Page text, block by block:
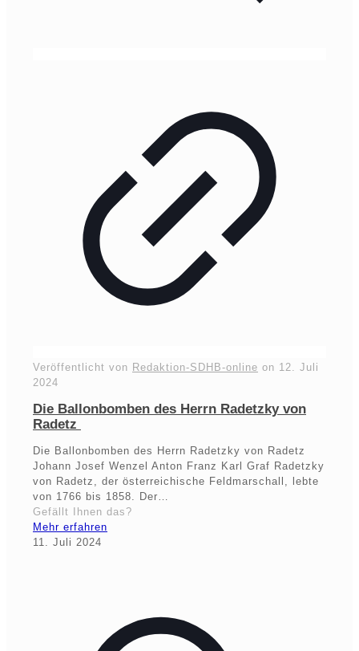
Veröffentlicht von Redaktion-SDHB-online on 12. Juli
2024
Die Ballonbomben des Herrn Radetzky von
Radetz
Die Ballonbomben des Herrn Radetzky von Radetz
Johann Josef Wenzel Anton Franz Karl Graf Radetzky
von Radetz, der österreichische Feldmarschall, lebte
von 1766 bis 1858. Der…
Gefällt Ihnen das?
Mehr erfahren
11. Juli 2024